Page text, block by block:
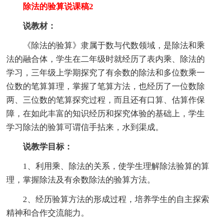
除法的验算说课稿2
说教材：
《除法的验算》隶属于数与代数领域，是除法和乘
法的融合体，学生在二年级时就经历了表内乘、除法的
学习，三年级上学期探究了有余数的除法和多位数乘一
位数的笔算算理，掌握了笔算方法，也经历了一位数除
两、三位数的笔算探究过程，而且还有口算、估算作保
障，在如此丰富的知识经历和探究体验的基础上，学生
学习除法的验算可谓信手拈来，水到渠成。
说教学目标：
1、利用乘、除法的关系，使学生理解除法验算的算
理，掌握除法及有余数除法的验算方法。
2、经历验算方法的形成过程，培养学生的自主探索
精神和合作交流能力。